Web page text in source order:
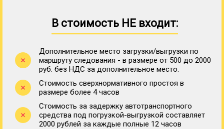
В стоимость НЕ входит:
Дополнительное место загрузки/выгрузки по
маршруту следования - в размере от 500 до 2000
руб. без НДС за дополнительное место.
Стоимость сверхнормативного простоя в
размере более 4 часов
Стоимость за задержку автотранспортного
средства под погрузкой-выгрузкой составляет
2000 рублей за каждые полные 12 часов